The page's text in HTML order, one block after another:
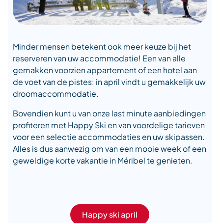
Minder mensen betekent ook meer keuze bij het
reserveren van uw accommodatie! Een van alle
gemakken voorzien appartement of een hotel aan
de voet van de pistes: in april vindt u gemakkelijk uw
droomaccommodatie.
Bovendien kunt u van onze last minute aanbiedingen
profiteren met Happy Ski en van voordelige tarieven
voor een selectie accommodaties en uw skipassen.
Alles is dus aanwezig om van een mooie week of een
geweldige korte vakantie in Méribel te genieten.
Happy ski april